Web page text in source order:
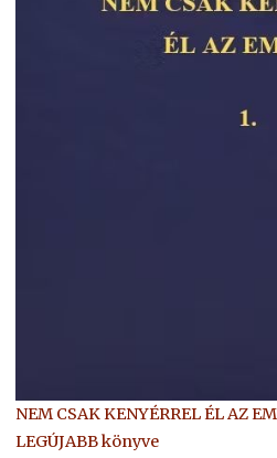
NEM CSAK KENYÉRREL ÉL AZ
LEGÚJABB könyve